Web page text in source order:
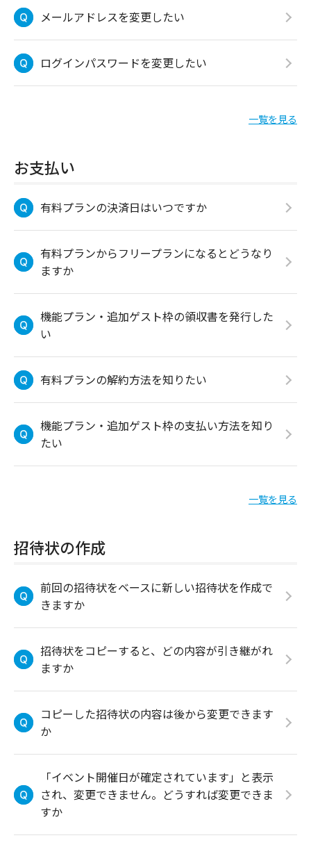
メールアドレスを変更したい
ログインパスワードを変更したい
一覧を見る
お支払い
有料プランの決済日はいつですか
有料プランからフリープランになるとどうなり
ますか
機能プラン・追加ゲスト枠の領収書を発行した
い
有料プランの解約方法を知りたい
機能プラン・追加ゲスト枠の支払い方法を知り
たい
一覧を見る
招待状の作成
前回の招待状をベースに新しい招待状を作成で
きますか
招待状をコピーすると、どの内容が引き継がれ
ますか
コピーした招待状の内容は後から変更できます
か
「イベント開催日が確定されています」と表示
され、変更できません。どうすれば変更できま
すか